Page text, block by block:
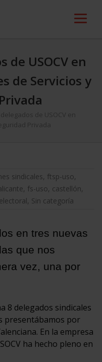
de USOCV en
de Servicios y
de USOCV en
Privada
sindicales, ftsp-uso,
, fs-uso, castellón,
, Sin categoría
en tres nuevas
que nos
vez, una por
8 delegados sindicales
presentábamos por
En la empresa
ha hecho pleno en